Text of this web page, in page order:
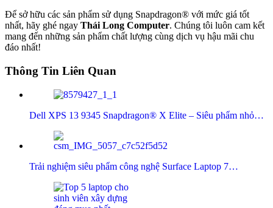
Để sở hữu các sản phẩm sử dụng Snapdragon® với mức giá tốt
nhất, hãy ghé ngay Thái Long Computer. Chúng tôi luôn cam kết
mang đến những sản phẩm chất lượng cùng dịch vụ hậu mãi chu
đáo nhất!
Thông Tin Liên Quan
Dell XPS 13 9345 Snapdragon® X Elite – Siêu phẩm nhỏ…
Trải nghiệm siêu phẩm công nghệ Surface Laptop 7…